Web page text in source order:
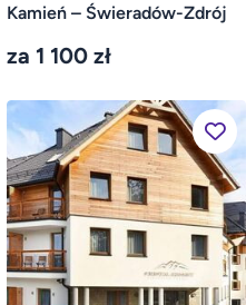
Kamień – Świeradów-Zdrój
za 1 100 zł